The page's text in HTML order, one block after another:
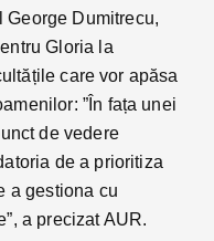
George Dumitrecu,
Gloria la
care vor apăsa
”În fața unei
de vedere
de a prioritiza
a gestiona cu
a precizat AUR.